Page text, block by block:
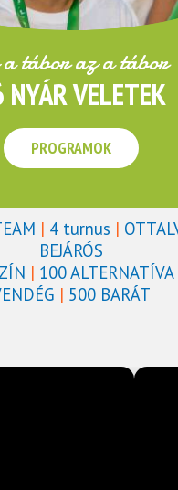
tábor az a tábor
VELETEK
PROGRAMOK
| 4 turnus |
BEJÁRÓS
| 100 ALTERNATÍVA
| 500 BARÁT